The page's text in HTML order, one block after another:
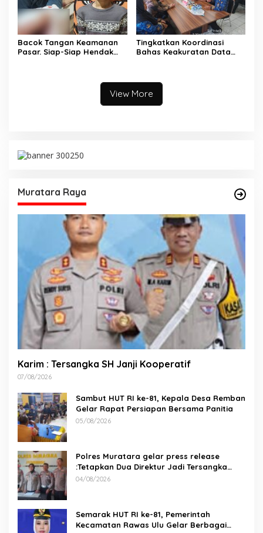
Bacok Tangan Keamanan
Pasar. Siap-Siap Hendak
Tingkatkan Koordinasi
Bahas Keakuratan Data
View More
Muratara Raya
Karim : Tersangka SH Janji Kooperatif
07/08/2026
Sambut HUT RI ke-81, Kepala Desa Remban
Gelar Rapat Persiapan Bersama Panitia
05/08/2026
Polres Muratara gelar press release
:Tetapkan Dua Direktur Jadi Tersangka
Kecelakaan Maut antara Bus ALS dan
04/08/2026
Semarak HUT RI ke-81, Pemerintah
Kecamatan Rawas Ulu Gelar Berbagai